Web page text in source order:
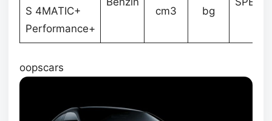
S 4MATIC+
Performance+
cm3
bg
oopscars